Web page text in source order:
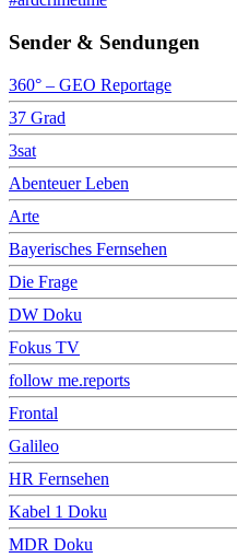
Sender & Sendungen
360° – GEO Reportage
37 Grad
3sat
Abenteuer Leben
Arte
Bayerisches Fernsehen
Die Frage
DW Doku
Fokus TV
follow me.reports
Frontal
Galileo
HR Fernsehen
Kabel 1 Doku
MDR Doku